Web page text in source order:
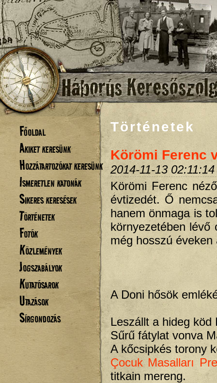
Főoldal
Akiket keresünk
Hozzátartozókat keresünk
Ismeretlen katonák
Sikeres keresések
Történetek
Fotók
Közlemények
Jogszabályok
Kutatósarok
Utazások
Sírgondozás
Történetek
Körömi Ferenc
2014-11-13 02:11:14
Körömi Ferenc
évtizedét. Ő
hanem önmaga is
környezetében lévő
még hosszú
A Doni hősök
Leszállt a hideg köd
Sűrű fátylat vonva
A kőcsipkés torony
Çocuk Masalları
titkain mereng.